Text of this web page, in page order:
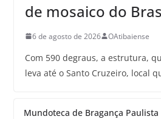
de mosaico do
6 de agosto de 2026 OAtibaiense
Com 590 degraus, a estrutura,
leva até o Santo Cruzeiro, local
Mundoteca de Bragança